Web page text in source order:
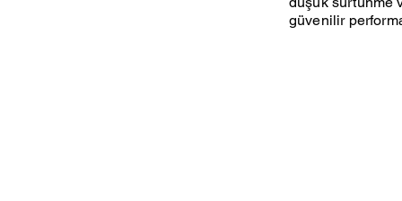
güvenilir